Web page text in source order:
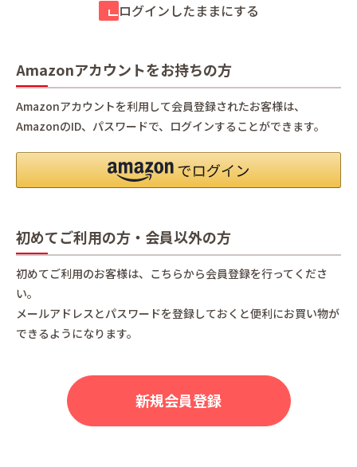
ログインしたままにする
Amazonアカウントをお持ちの方
Amazonアカウントを利用して会員登録されたお客様は、
AmazonのID、パスワードで、ログインすることができます。
初めてご利用の方・会員以外の方
初めてご利用のお客様は、こちらから会員登録を行ってくださ
い。
メールアドレスとパスワードを登録しておくと便利にお買い物が
できるようになります。